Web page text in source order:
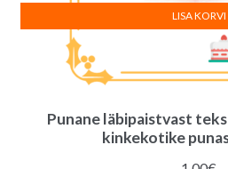
Punane läbipaistvast
kinkekotike
LISA KORVI